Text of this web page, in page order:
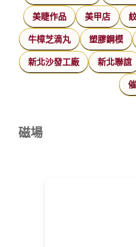
美睫作品 美甲店
牛樟芝滴丸 塑膠鋼模
新北沙發工廠 新北聯誼
磁場